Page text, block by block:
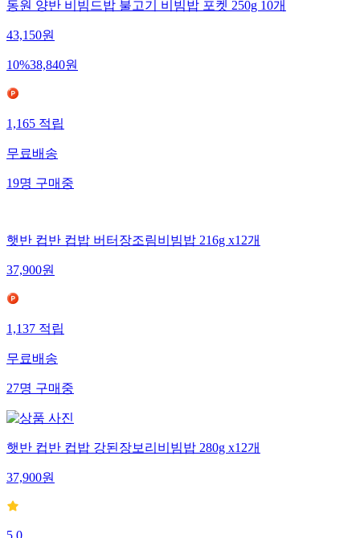
동원 양반 비빔드밥 불고기 비빔밥 포켓 250g 10개
43,150원
10%38,840원
1,165적립
무료배송
19명구매중
햇반 컵반 컵밥 버터장조림비빔밥 216g x12개
37,900원
1,137적립
무료배송
27명구매중
햇반 컵반 컵밥 강된장보리비빔밥 280g x12개
37,900원